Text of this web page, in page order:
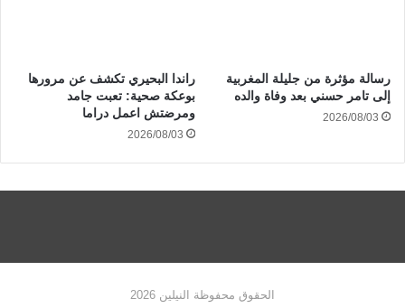
رسالة مؤثرة من جليلة المغربية
إلى تامر حسني بعد وفاة والده
2026/08/03
راندا البحيري تكشف عن مرورها
بوعكة صحية: تعبت جامد
ومرضتش اعمل دراما
2026/08/03
الحقوق محفوظة النيلين 2026